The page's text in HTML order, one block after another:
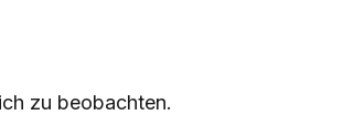
zu beobachten.